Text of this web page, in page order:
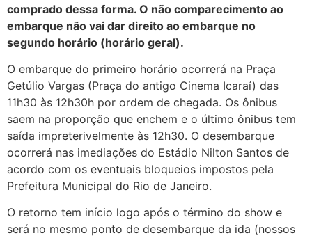
comprado dessa forma. O não comparecimento ao
embarque não vai dar direito ao embarque no
segundo horário (horário geral).
O embarque do primeiro horário ocorrerá na Praça
Getúlio Vargas (Praça do antigo Cinema Icaraí) das
11h30 às 12h30h por ordem de chegada. Os ônibus
saem na proporção que enchem e o último ônibus tem
saída impreterivelmente às 12h30. O desembarque
ocorrerá nas imediações do Estádio Nilton Santos de
acordo com os eventuais bloqueios impostos pela
Prefeitura Municipal do Rio de Janeiro.
O retorno tem início logo após o término do show e
será no mesmo ponto de desembarque da ida (nossos